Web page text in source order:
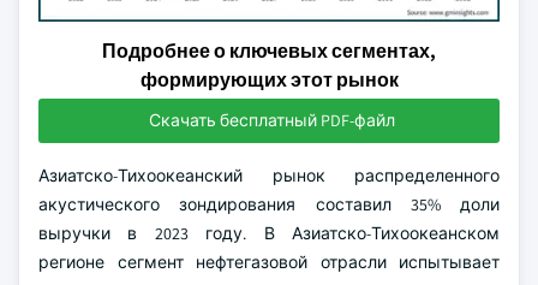
Подробнее о ключевых сегментах,
формирующих этот рынок
Скачать бесплатный PDF-файл
Азиатско-Тихоокеанский рынок распределенного
акустического зондирования составил 35% доли
выручки в 2023 году. В Азиатско-Тихоокеанском
регионе сегмент нефтегазовой отрасли испытывает